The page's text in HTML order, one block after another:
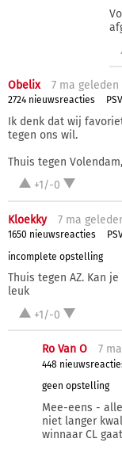
Obelix 7 ma geleden
2724 nieuwsreacties
Ik denk dat wij
tegen ons wil.
Thuis tegen
+1/-0
Kloekky 7 ma
1650 nieuwsreacties
incomplete opstelling
Thuis tegen AZ. Kan
leuk
+1/-0
Ro Van O 7 ma
448
geen opstelling
Mee-eens -
niet langer
winnaar CL